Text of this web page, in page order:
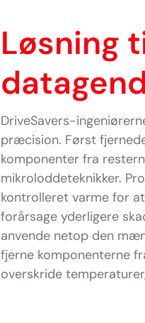
Løsning
DriveSavers-
præcision. Først
komponenter fra
mikroloddeteknikker.
kontrolleret varme for
forårsage yderligere
anvende netop den
fjerne komponenterne
overskride